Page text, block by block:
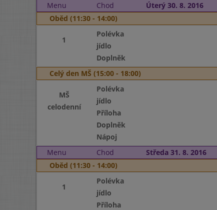
Menu
Chod Úterý 30. 8. 2016
Oběd (11:30 - 14:00)
1
Polévka
jídlo
Doplněk
Celý den MŠ (15:00 - 18:00)
MŠ
celodenní
Polévka
jídlo
Příloha
Doplněk
Nápoj
Menu
Chod Středa 31. 8. 2016
Oběd (11:30 - 14:00)
1
Polévka
jídlo
Příloha